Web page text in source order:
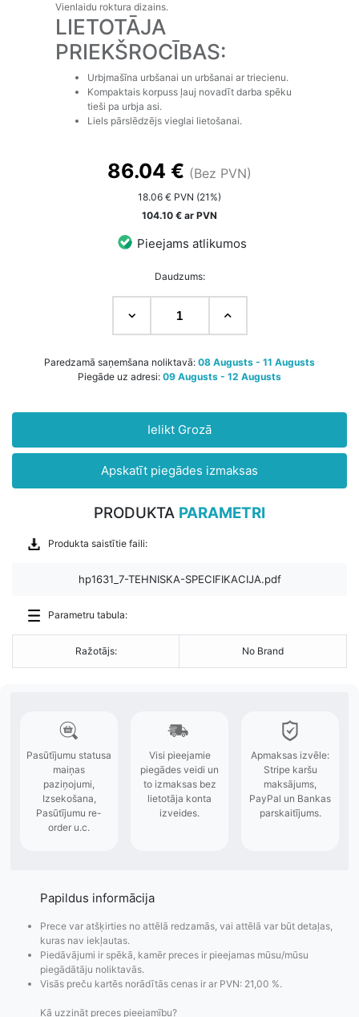
Vienlaidu roktura dizains.
LIETOTĀJA
PRIEKŠROCĪBAS:
Urbjmašīna urbšanai un urbšanai ar triecienu.
Kompaktais korpuss ļauj novadīt darba spēku
tieši pa urbja asi.
Liels pārslēdzējs vieglai lietošanai.
86.04 € (Bez PVN)
18.06 € PVN (21%)
104.10 € ar PVN
Pieejams atlikumos
Daudzums:
Paredzamā saņemšana noliktavā: 08 Augusts - 11 Augusts
Piegāde uz adresi: 09 Augusts - 12 Augusts
Ielikt Grozā
Apskatīt piegādes izmaksas
PRODUKTA PARAMETRI
Produkta saistītie faili:
hp1631_7-TEHNISKA-SPECIFIKACIJA.pdf
Parametru tabula:
Ražotājs: No Brand
Papildus informācija
Prece var atšķirties no attēlā redzamās, vai attēlā var būt detaļas,
kuras nav iekļautas.
Piedāvājumi ir spēkā, kamēr preces ir pieejamas mūsu/mūsu
piegādātāju noliktavās.
Visās preču kartēs norādītās cenas ir ar PVN: 21,00 %.
Kā uzzināt preces pieejamību?